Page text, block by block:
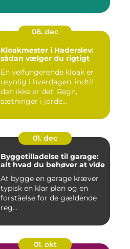
08. dec
Kloakmester i Haderslev:
sådan vælger du rigtigt
En velfungerende kloak er
usynlig i hverdagen, indtil
den ikke er det. Regn,
sætninger i jorde...
01. dec
Byggetilladelse til garage:
alt hvad du behøver at vide
At bygge en garage kræver
typisk en klar plan og en
forståelse for de gældende
reg...
01. okt